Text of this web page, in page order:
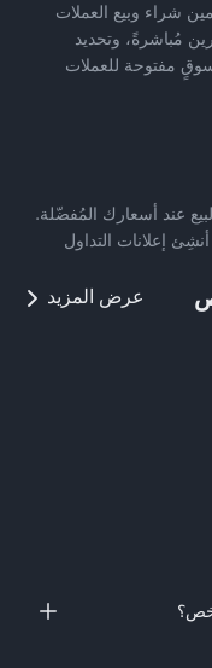
شراء وبيع العملات
مُباشرةً، وتحديد
مفتوحة للعملات
عند أسعارك المُفضّلة.
إعلانات التداول
عرض المزيد